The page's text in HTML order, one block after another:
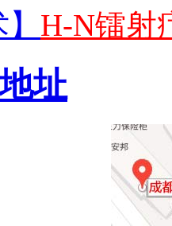
H-N镭射
址